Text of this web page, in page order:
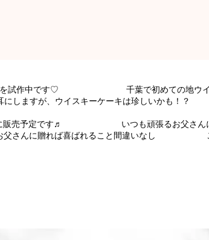
キを試作中です♡ 千葉で初めての地ウイスキ
すが、ウイスキーケーキは珍しいかも！
)に販売予定です♬ いつも頑張るお父さんに感
んに贈れば喜ばれること間違いなし